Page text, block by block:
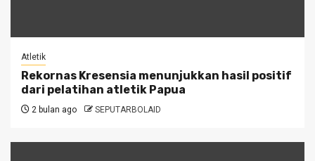
Atletik
Rekornas Kresensia menunjukkan hasil positif
dari pelatihan atletik Papua
2 bulan ago SEPUTARBOLAID